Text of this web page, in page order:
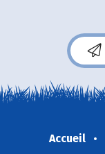
Accueil